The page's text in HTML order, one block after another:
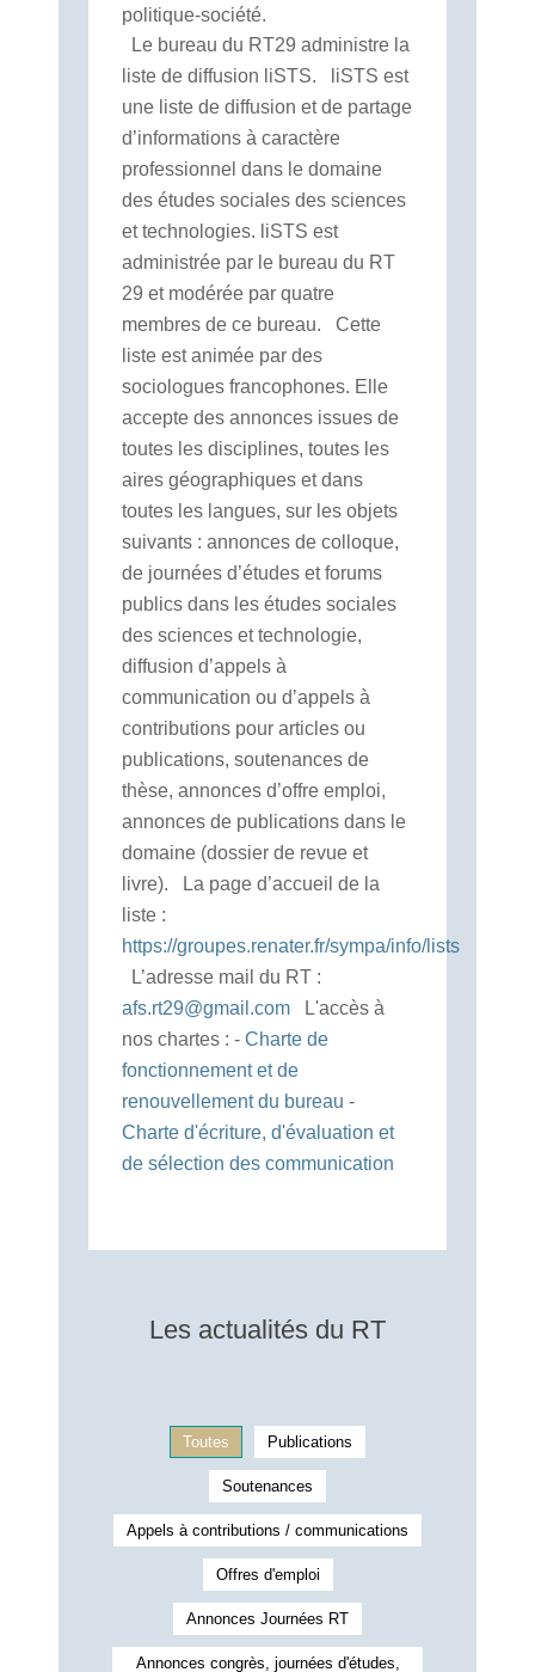
politique-société.
Le bureau du RT29 administre la
liste de diffusion liSTS. liSTS est
une liste de diffusion et de partage
d’informations à caractère
professionnel dans le domaine
des études sociales des sciences
et technologies. liSTS est
administrée par le bureau du RT
29 et modérée par quatre
membres de ce bureau. Cette
liste est animée par des
sociologues francophones. Elle
accepte des annonces issues de
toutes les disciplines, toutes les
aires géographiques et dans
toutes les langues, sur les objets
suivants : annonces de colloque,
de journées d’études et forums
publics dans les études sociales
des sciences et technologie,
diffusion d’appels à
communication ou d’appels à
contributions pour articles ou
publications, soutenances de
thèse, annonces d’offre emploi,
annonces de publications dans le
domaine (dossier de revue et
livre). La page d’accueil de la
liste :
https://groupes.renater.fr/sympa/info/lists
L’adresse mail du RT :
afs.rt29@gmail.com L'accès à
nos chartes : - Charte de
fonctionnement et de
renouvellement du bureau -
Charte d'écriture, d'évaluation et
de sélection des communication
Les actualités du RT
Toutes Publications
Soutenances
Appels à contributions / communications
Offres d'emploi
Annonces Journées RT
Annonces congrès, journées d'études,